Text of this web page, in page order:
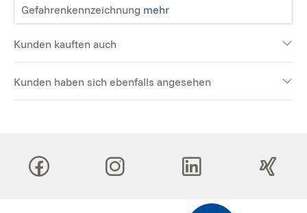
Gefahrenkennzeichnung mehr
Kunden kauften auch
Kunden haben sich ebenfalls angesehen